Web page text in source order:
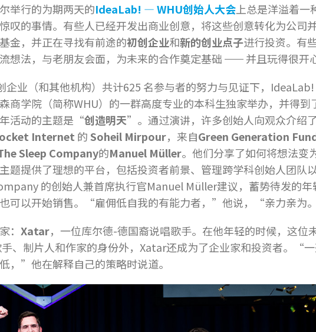
举行的为期两天的IdeaLab! — WHU创始人大会 上总是洋溢着
叹的事情。有些人已经开发出商业创意，将这些创意转化为公司
金，并正在寻找有前途的初创企业和新的创业点子进行投资。有
想法，与老朋友会面，为未来的合作奠定基础
并且玩得很开
业（和其他机构）共计625 名参与者的努力与见证下，
商学院（简称WHU）的一群高度专业的本科生独家举办，并得
活动的主题是“创造明天”。通过演讲，许多创始人向观众介绍
Internet 的Soheil Mirpour，来自Green Generation
Sleep Company的Manuel Müller。他们分享了如何将想法变
题提供了理想的平台，包括投资者前景、管理跨学科创始人团队
的创始人兼首席执行官Manuel Müller建议，蓄势待发的
可以开始销售。“雇佣低自我的有能力者，”他说，“亲力亲为
： Xatar，一位库尔德-德国裔说唱歌手。在他年轻的时候，这位
、制片人和作家的身份外，Xatar还成为了企业家和投资者。“
，”他在解释自己的策略时说道。